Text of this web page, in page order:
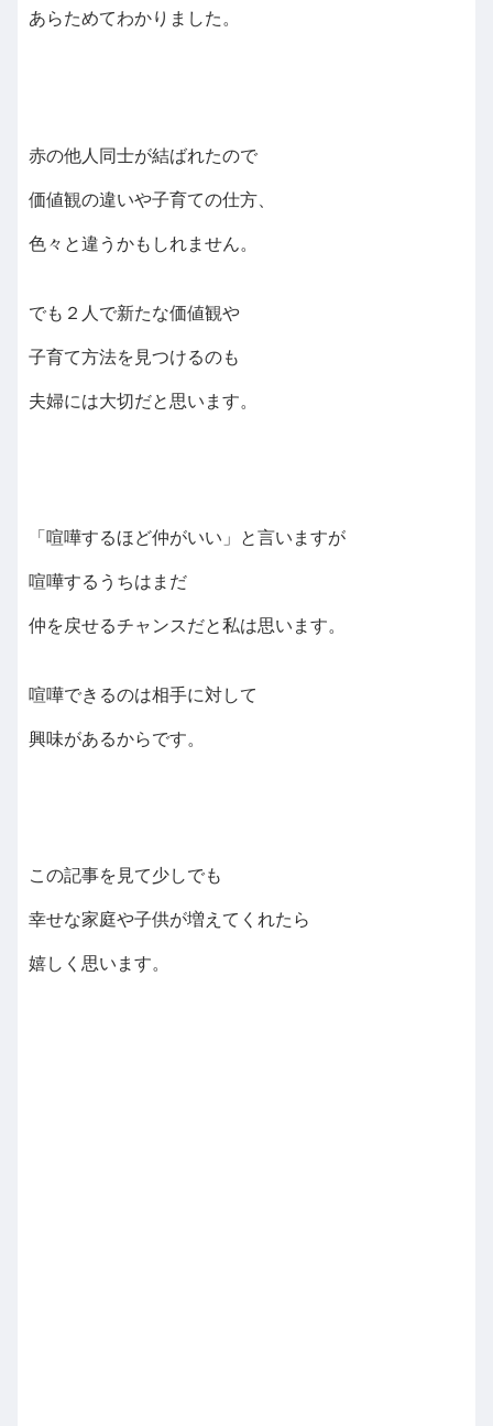
あらためてわかりました。
赤の他人同士が結ばれたので
価値観の違いや子育ての仕方、
色々と違うかもしれません。
でも２人で新たな価値観や
子育て方法を見つけるのも
夫婦には大切だと思います。
「喧嘩するほど仲がいい」と言いますが
喧嘩するうちはまだ
仲を戻せるチャンスだと私は思います。
喧嘩できるのは相手に対して
興味があるからです。
この記事を見て少しでも
幸せな家庭や子供が増えてくれたら
嬉しく思います。